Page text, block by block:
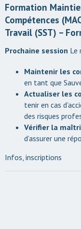
Formation
Compétences
Travail (SST) –
Le
Maintenir les
en tant que
Actualiser les
tenir en cas
des risques
Vérifier la
d’assurer une
Infos, inscriptions